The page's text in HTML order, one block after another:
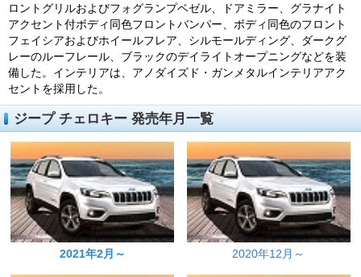
ロントグリルおよびフォグランプベゼル、ドアミラー、グラナイト
アクセント付ボディ同色フロントバンパー、ボディ同色のフロント
フェイシアおよびホイールフレア、シルモールディング、ダークグ
レーのルーフレール、ブラックのデイライトオープニングなどを装
備した。インテリアは、アノダイズド・ガンメタルインテリアアク
セントを採用した。
ジープ チェロキー 発売年月一覧
2021年2月～ 2020年12月～